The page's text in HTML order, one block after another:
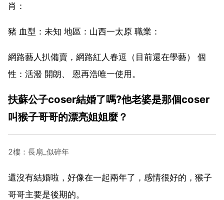
肖：
豬 血型：未知 地區：山西一太原 職業：
網路藝人扒備賣，網路紅人春逗（目前還在學藝） 個
性：活潑 開朗、 恩再浩唯一使用。
扶蘇公子coser結婚了嗎?他老婆是那個coser
叫猴子哥哥的漂亮姐姐麼？
2樓：長扇_似碎年
還沒有結婚啦，好像在一起兩年了，感情很好的，猴子
哥哥主要是後期的。